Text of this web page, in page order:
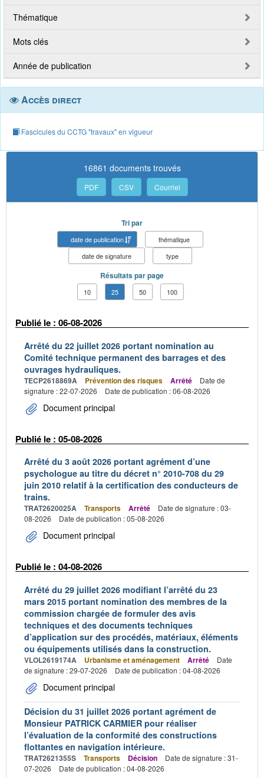
Thématique
Mots clés
Année de publication
Accès direct
Fascicules du CCTG "travaux" en vigueur
16861 documents trouvés
PDF CSV Courriel
Tri par
date de publication
thématique
date de signature
type
Résultats par page
10 25 50 100
Publié le : 06-08-2026
Arrêté du 22 juillet 2026 portant nomination au
Comité technique permanent des barrages et des
ouvrages hydrauliques.
TECP2618869A Prévention des risques Arrêté
Date de
signature : 22-07-2026
Date de publication : 06-08-2026
Document principal
Publié le : 05-08-2026
Arrêté du 3 août 2026 portant agrément d’une
psychologue au titre du décret n° 2010-708 du 29
juin 2010 relatif à la certification des conducteurs de
trains.
TRAT2620025A Transports Arrêté
Date de signature : 03-
08-2026
Date de publication : 05-08-2026
Document principal
Publié le : 04-08-2026
Arrêté du 29 juillet 2026 modifiant l’arrêté du 23
mars 2015 portant nomination des membres de la
commission chargée de formuler des avis
techniques et des documents techniques
d’application sur des procédés, matériaux, éléments
ou équipements utilisés dans la construction.
VLOL2619174A Urbanisme et aménagement Arrêté
Date
de signature : 29-07-2026
Date de publication : 04-08-2026
Document principal
Décision du 31 juillet 2026 portant agrément de
Monsieur PATRICK CARMIER pour réaliser
l’évaluation de la conformité des constructions
flottantes en navigation intérieure.
TRAT2621355S Transports Décision
Date de signature : 31-
07-2026
Date de publication : 04-08-2026